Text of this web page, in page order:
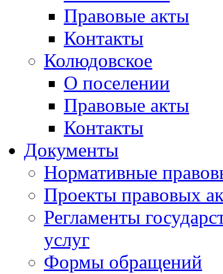
Правовые акты
Контакты
Колюдовское
О поселении
Правовые акты
Контакты
Документы
Нормативные
Проекты правовых
Регламенты
услуг
Формы обращений